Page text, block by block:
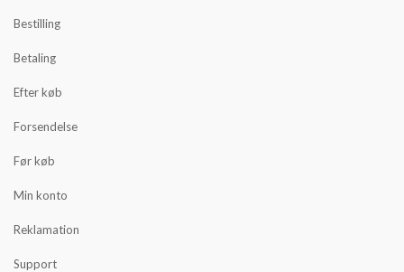
Bestilling
Betaling
Efter køb
Forsendelse
Før køb
Min konto
Reklamation
Support